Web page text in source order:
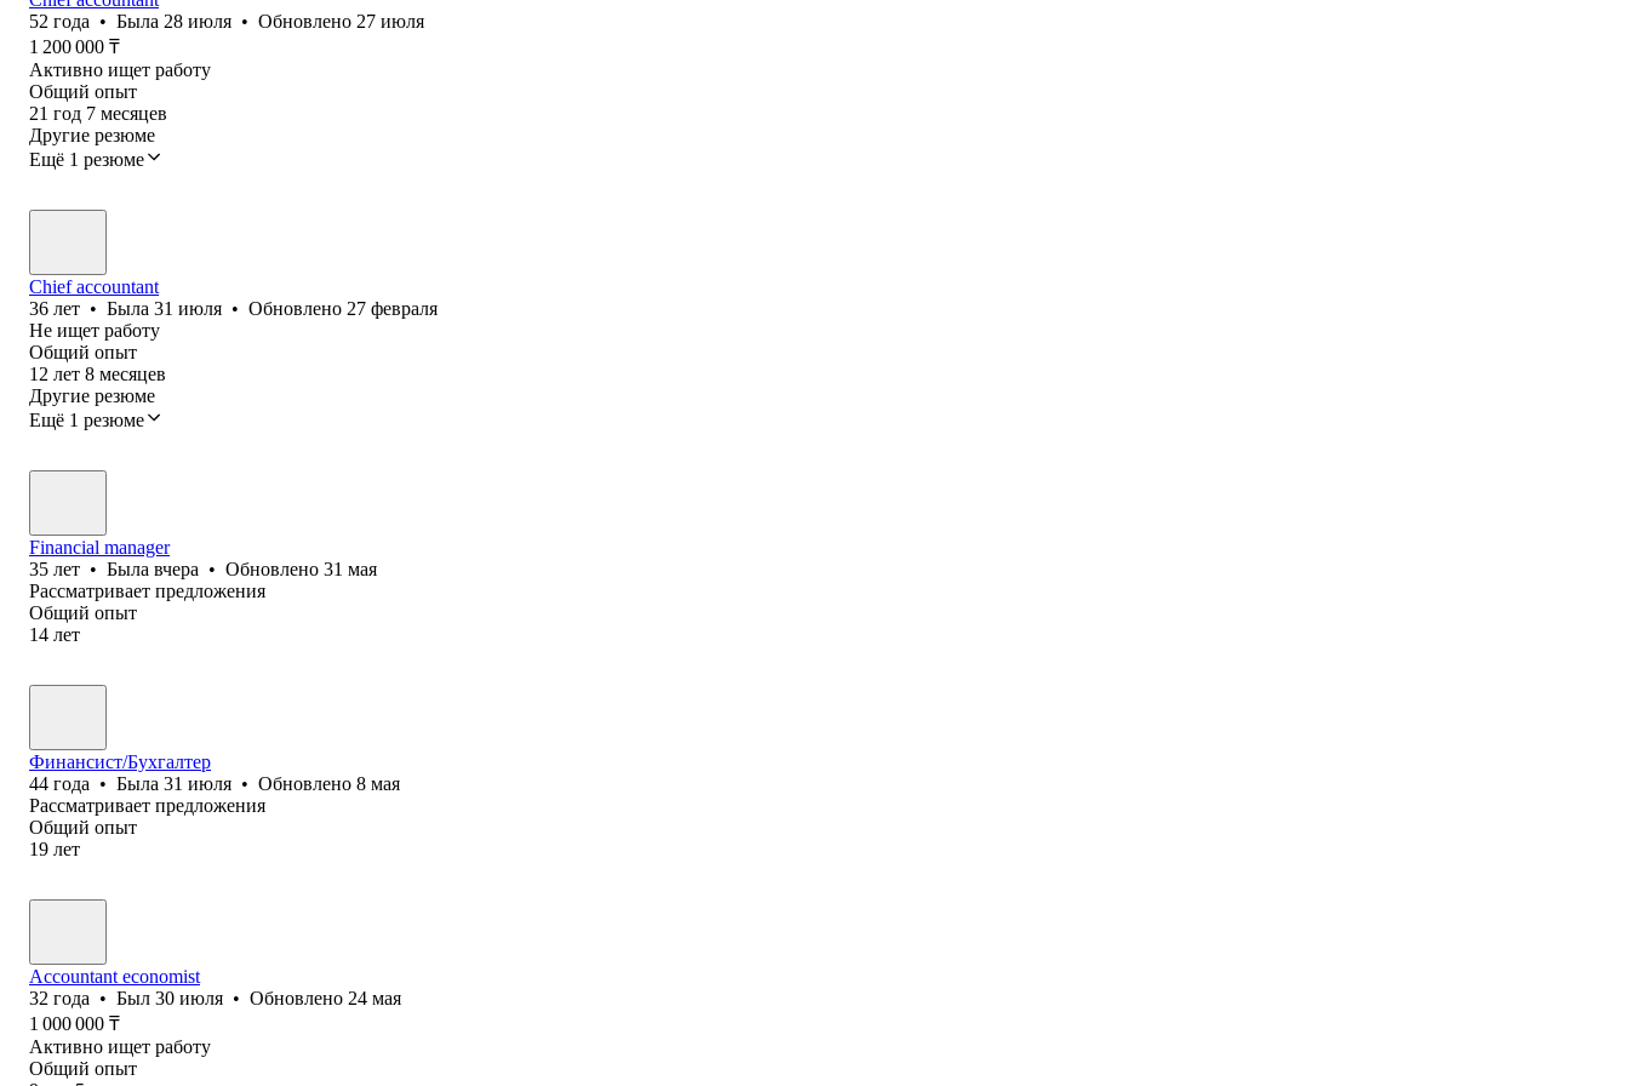
52 года • Была 28 июля • Обновлено 27 июля
1 200 000 ₸
Активно ищет работу
Общий опыт
21 год 7 месяцев
Другие резюме
Ещё 1 резюме
Chief accountant
36 лет • Была 31 июля • Обновлено 27 февраля
Не ищет работу
Общий опыт
12 лет 8 месяцев
Другие резюме
Ещё 1 резюме
Financial manager
35 лет • Была вчера • Обновлено 31 мая
Рассматривает предложения
Общий опыт
14 лет
Финансист/Бухгалтер
44 года • Была 31 июля • Обновлено 8 мая
Рассматривает предложения
Общий опыт
19 лет
Accountant economist
32 года • Был 30 июля • Обновлено 24 мая
1 000 000 ₸
Активно ищет работу
Общий опыт